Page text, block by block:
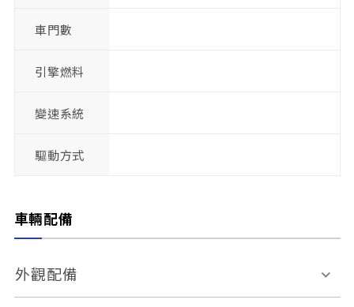
車門數
引擎燃料
變速系統
驅動方式
車輛配備
外觀配備